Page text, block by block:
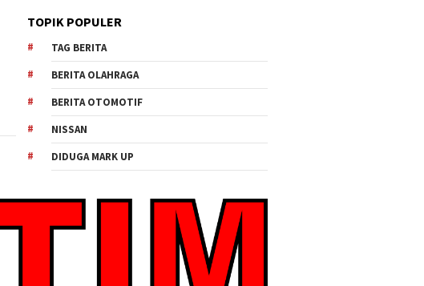
TOPIK POPULER
TAG BERITA
BERITA OLAHRAGA
BERITA OTOMOTIF
NISSAN
DIDUGA MARK UP